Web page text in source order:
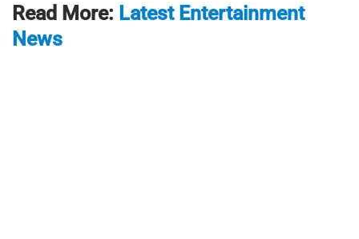
Read More: Latest Entertainment
News